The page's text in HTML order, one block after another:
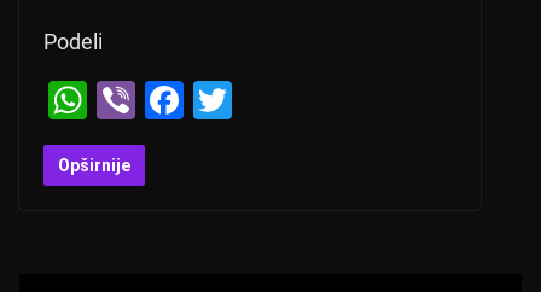
Podeli
W
h
at
Vi
b
er
F
Opširnije